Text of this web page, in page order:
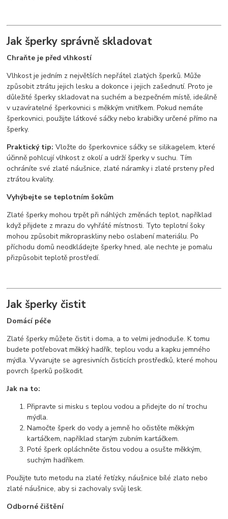
Jak šperky správně skladovat
Chraňte je před vlhkostí
Vlhkost je jedním z největších nepřátel zlatých šperků. Může
způsobit ztrátu jejich lesku a dokonce i jejich zašednutí. Proto je
důležité šperky skladovat na suchém a bezpečném místě, ideálně
v uzavíratelné šperkovnici s měkkým vnitřkem. Pokud nemáte
šperkovnici, použijte látkové sáčky nebo krabičky určené přímo na
šperky.
Praktický tip: Vložte do šperkovnice sáčky se silikagelem, které
účinně pohlcují vlhkost z okolí a udrží šperky v suchu. Tím
ochráníte své zlaté náušnice, zlaté náramky i zlaté prsteny před
ztrátou kvality.
Vyhýbejte se teplotním šokům
Zlaté šperky mohou trpět při náhlých změnách teplot, například
když přijdete z mrazu do vyhřáté místnosti. Tyto teplotní šoky
mohou způsobit mikropraskliny nebo oslabení materiálu. Po
příchodu domů neodkládejte šperky hned, ale nechte je pomalu
přizpůsobit teplotě prostředí.
Jak šperky čistit
Domácí péče
Zlaté šperky můžete čistit i doma, a to velmi jednoduše. K tomu
budete potřebovat měkký hadřík, teplou vodu a kapku jemného
mýdla. Vyvarujte se agresivních čisticích prostředků, které mohou
povrch šperků poškodit.
Jak na to:
Připravte si misku s teplou vodou a přidejte do ní trochu
mýdla.
Namočte šperk do vody a jemně ho očistěte měkkým
kartáčkem, například starým zubním kartáčkem.
Poté šperk opláchněte čistou vodou a osušte měkkým,
suchým hadříkem.
Použijte tuto metodu na zlaté řetízky, náušnice bílé zlato nebo
zlaté náušnice, aby si zachovaly svůj lesk.
Odborné čištění